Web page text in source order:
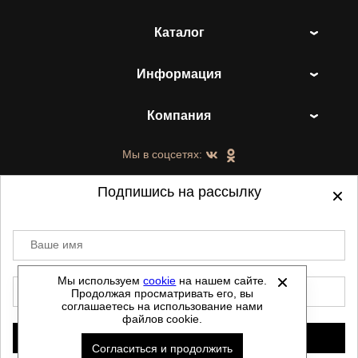
Каталог
Информация
Компания
Мы в соцсетях:
©2021-2026 - ShoesTown.ru - все права
защищены.
Данный сайт не является интернет магазином и
не является публичной офертой.
Политика обработки персональных данных
Мы используемcookie на нашем сайте.
Продолжая просматривать его, вы
соглашаетесь на использование нами
файлов cookie.
Согласиться и продолжить
Подпишись на рассылку
Ваше имя